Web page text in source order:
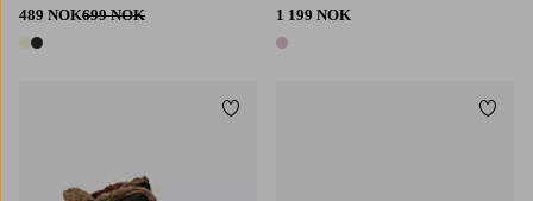
489 NOK699 NOK
2 farger
1 199 NOK
1 farge
Legg til favoritter